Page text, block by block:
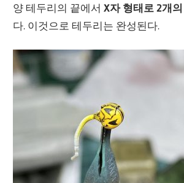
양 테두리의 끝에서X자 형태로 2개
다. 이것으로 테두리는 완성된다.